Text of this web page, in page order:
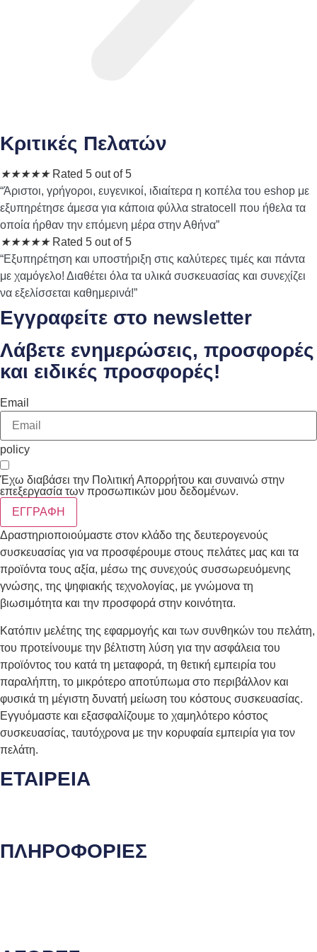
Κριτικές Πελατών
★★★★★ Rated 5 out of 5
“Άριστοι, γρήγοροι, ευγενικοί, ιδιαίτερα η κοπέλα του eshop με
εξυπηρέτησε άμεσα για κάποια φύλλα stratocell που ήθελα τα
οποία ήρθαν την επόμενη μέρα στην Αθήνα”
★★★★★ Rated 5 out of 5
“Εξυπηρέτηση και υποστήριξη στις καλύτερες τιμές και πάντα
με χαμόγελο! Διαθέτει όλα τα υλικά συσκευασίας και συνεχίζει
να εξελίσσεται καθημερινά!”
Εγγραφείτε στο newsletter
Λάβετε ενημερώσεις, προσφορές
και ειδικές προσφορές!
Email
policy
Έχω διαβάσει την Πολιτική Απορρήτου και συναινώ στην
επεξεργασία των προσωπικών μου δεδομένων.
ΕΓΓΡΑΦΗ
Δραστηριοποιούμαστε στον κλάδο της δευτερογενούς
συσκευασίας για να προσφέρουμε στους πελάτες μας και τα
προϊόντα τους αξία, μέσω της συνεχούς συσσωρευόμενης
γνώσης, της ψηφιακής τεχνολογίας, με γνώμονα τη
βιωσιμότητα και την προσφορά στην κοινότητα.
Κατόπιν μελέτης της εφαρμογής και των συνθηκών του πελάτη,
του προτείνουμε την βέλτιστη λύση για την ασφάλεια του
προϊόντος του κατά τη μεταφορά, τη θετική εμπειρία του
παραλήπτη, το μικρότερο αποτύπωμα στο περιβάλλον και
φυσικά τη μέγιστη δυνατή μείωση του κόστους συσκευασίας.
Εγγυόμαστε και εξασφαλίζουμε το χαμηλότερο κόστος
συσκευασίας, ταυτόχρονα με την κορυφαία εμπειρία για τον
πελάτη.
ΕΤΑΙΡΕΙΑ
ΠΛΗΡΟΦΟΡΙΕΣ